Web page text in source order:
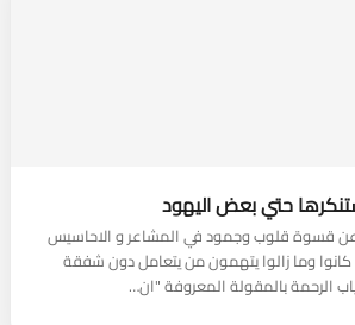
حتي بعض اليهود
قسوة قلوب وجمود في المشاعر و الاحاسيس
كانوا وما زالوا يتهمون من يتعامل دون شفقة
الرحمة بالمقولة المعروفة "ان…